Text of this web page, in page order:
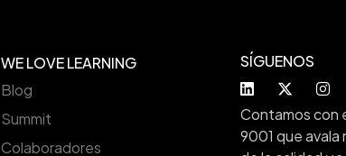
WE LOVE LEARNING
Blog
Summit
Colaboradores
SÍGUENOS
Contamos con
9001 que